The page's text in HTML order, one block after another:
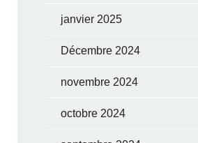
janvier 2025
Décembre 2024
novembre 2024
octobre 2024